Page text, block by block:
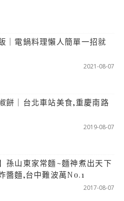
｜電鍋料理懶人簡單一招就
2021-08-07
餅｜台北車站美食,重慶南路
2019-08-07
孫山東家常麵~麵神煮出天下
醬麵,台中難波萬No.1
2017-08-07